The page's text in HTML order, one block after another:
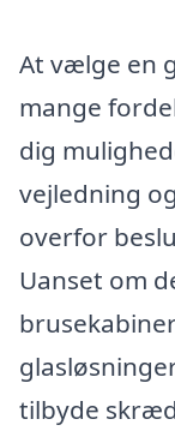
At vælge en
mange
dig
vejledning
overfor
Uanset om
tilbyde